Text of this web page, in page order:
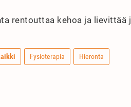
rentouttaa kehoa ja lievittää
Fysioterapia Hieronta